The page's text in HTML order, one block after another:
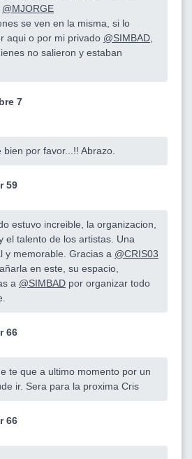
@MJORGE
se ven en la misma, si lo
aqui o por mi privado @SIMBAD
no salieron y estaban
7
bien por favor...!! Abrazo.
59
estuvo increible, la organizacion,
el talento de los artistas. Una
y memorable. Gracias a @CRIS03
en este, su espacio,
a @SIMBAD por organizar todo
66
te que a ultimo momento por un
ir. Sera para la proxima Cris
66